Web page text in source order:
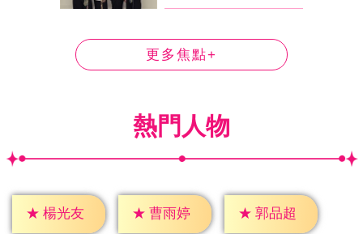
更多焦點+
熱門人物
★ 楊光友 ★ 曹雨婷 ★ 郭品超